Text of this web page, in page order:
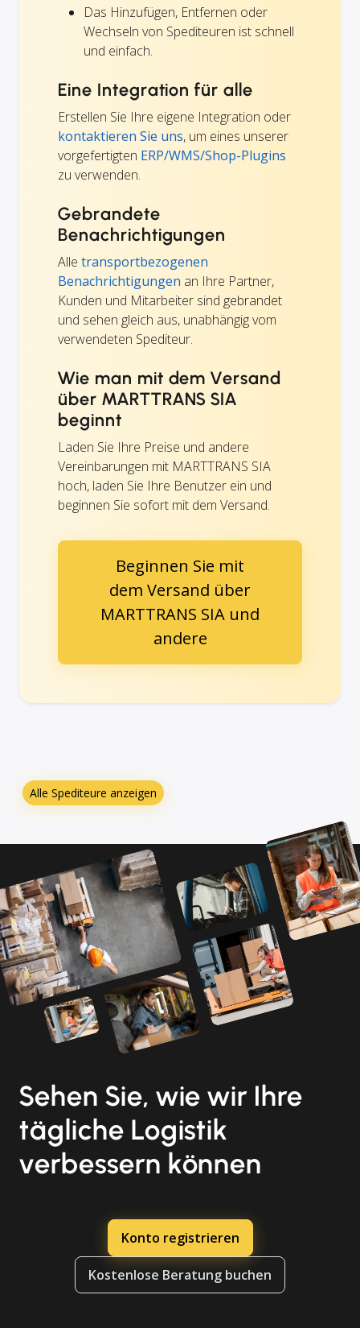
Das Hinzufügen, Entfernen oder
Wechseln von Spediteuren ist schnell
und einfach.
Eine Integration für alle
Erstellen Sie Ihre eigene Integration oder
kontaktieren Sie uns, um eines unserer
vorgefertigten ERP/WMS/Shop-Plugins
zu verwenden.
Gebrandete
Benachrichtigungen
Alle transportbezogenen
Benachrichtigungen an Ihre Partner,
Kunden und Mitarbeiter sind gebrandet
und sehen gleich aus, unabhängig vom
verwendeten Spediteur.
Wie man mit dem Versand
über MARTTRANS SIA
beginnt
Laden Sie Ihre Preise und andere
Vereinbarungen mit MARTTRANS SIA
hoch, laden Sie Ihre Benutzer ein und
beginnen Sie sofort mit dem Versand.
Beginnen Sie mit
dem Versand über
MARTTRANS SIA und
andere
Alle Spediteure anzeigen
Sehen Sie, wie wir Ihre
tägliche Logistik
verbessern können
Konto registrieren
Kostenlose Beratung buchen